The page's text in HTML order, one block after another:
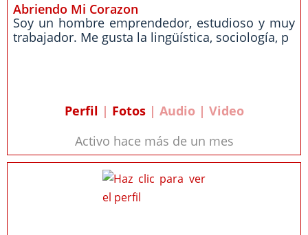
Abriendo Mi Corazon
Soy un hombre emprendedor, estudioso y muy
trabajador. Me gusta la lingüística, sociología, p
Perfil | Fotos| Audio | Video
Activo hace más de un mes